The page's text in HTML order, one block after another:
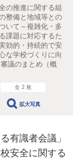
の推進に関する組
整備と地域等との
いて～複雑化・多
課題に対応するた
効的・持続的で安
な学校づくりに向
議のまとめ（概
全 2 枚
拡大写真
有識者会議」
安全に関する